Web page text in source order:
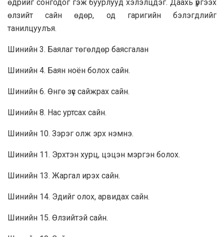
өдрийг сонгодог гэж буурлууд хэлэлцдэг. Даахь үргээх
өлзийт сайн өдөр, од гаригийн бэлэгдлийг
танилцуулъя.
Шинийн 3. Баялаг төгөлдөр баясгалан
Шинийн 4. Баян ноён болох сайн.
Шинийн 6. Өнгө зүс сайжрах сайн.
Шинийн 8. Нас уртсах сайн.
Шинийн 10. Зэрэг олж эрх нэмнэ.
Шинийн 11. Эрхтэн хурц, цэцэн мэргэн болох.
Шинийн 13. Жаргал ирэх сайн.
Шинийн 14. Эдийг олох, арвидах сайн.
Шинийн 15. Өлзийтэй сайн.